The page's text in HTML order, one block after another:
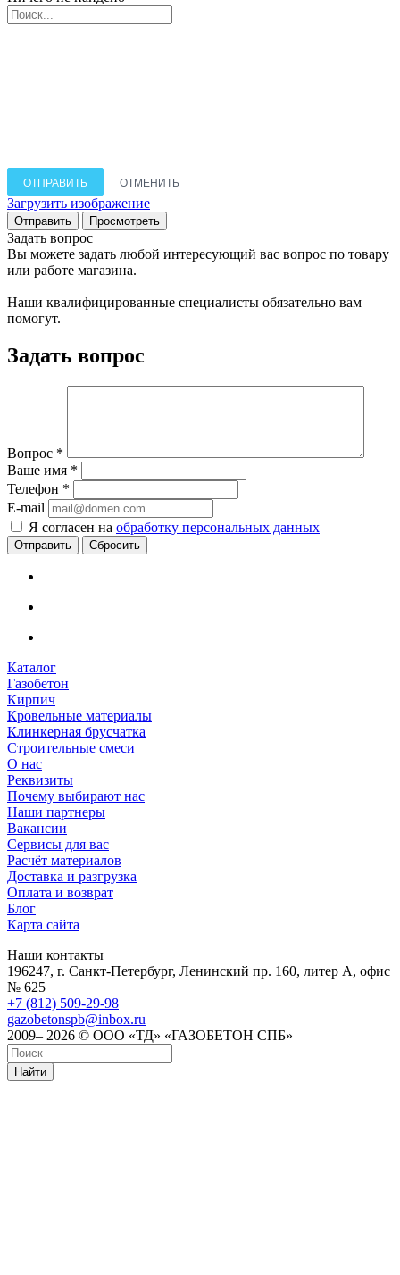
ОТПРАВИТЬ
ОТМЕНИТЬ
Загрузить изображение
Задать вопрос
Вы можете задать любой интересующий вас вопрос по товару
или работе магазина.
Наши квалифицированные специалисты обязательно вам
помогут.
Задать вопрос
Вопрос *
Ваше имя *
Телефон *
E-mail
Я согласен на обработку персональных данных
Сбросить
Каталог
Газобетон
Кирпич
Кровельные материалы
Клинкерная брусчатка
Строительные смеси
О нас
Реквизиты
Почему выбирают нас
Наши партнеры
Вакансии
Сервисы для вас
Расчёт материалов
Доставка и разгрузка
Оплата и возврат
Блог
Карта сайта
Наши контакты
196247, г. Санкт-Петербург, Ленинский пр. 160, литер А, офис
№ 625
+7 (812) 509-29-98
gazobetonspb@inbox.ru
2009– 2026 © ООО «ТД» «ГАЗОБЕТОН СПБ»
Найти